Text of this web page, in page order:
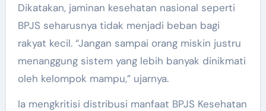
Dikatakan, jaminan kesehatan nasional seperti
BPJS seharusnya tidak menjadi beban bagi
rakyat kecil. “Jangan sampai orang miskin justru
menanggung sistem yang lebih banyak dinikmati
oleh kelompok mampu,” ujarnya.
Ia mengkritisi distribusi manfaat BPJS Kesehatan